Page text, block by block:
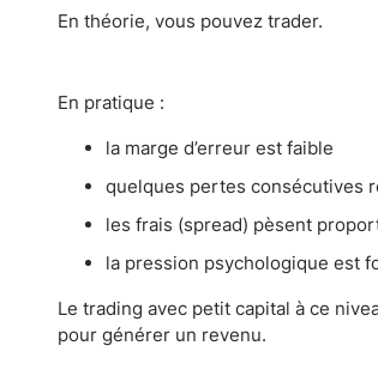
En théorie, vous pouvez trader.
En pratique :
la marge d’erreur est faible
quelques pertes consécutives
les frais (spread) pèsent
la pression psychologique est
Le trading avec petit capital à ce
pour générer un revenu.